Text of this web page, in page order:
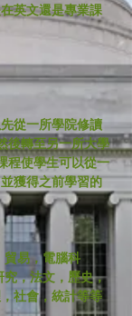
英文還是專業課
從一所學院修讀
後轉至另一所大學
程使學生可以從一
獲得之前學習的
貿易，電腦科
，法文，歷史，
社會，統計等等